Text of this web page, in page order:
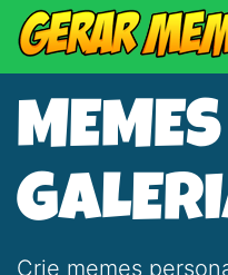
Crie memes